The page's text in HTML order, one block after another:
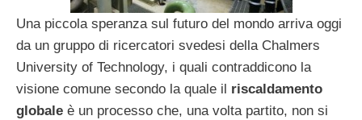
Una piccola speranza sul futuro del mondo arriva oggi
da un gruppo di ricercatori svedesi della Chalmers
University of Technology, i quali contraddicono la
visione comune secondo la quale il riscaldamento
globale è un processo che, una volta partito, non si